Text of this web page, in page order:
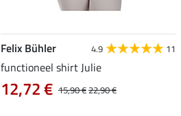
Felix Bühler 4.9 11
functioneel shirt Julie
15,90 €22,90 €
12,72 €